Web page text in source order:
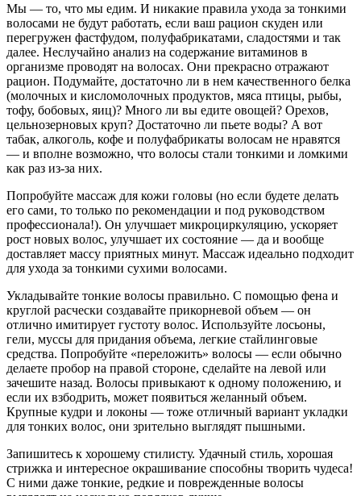
Мы — то, что мы едим. И никакие правила ухода за тонкими
волосами не будут работать, если ваш рацион скуден или
перегружен фастфудом, полуфабрикатами, сладостями и так
далее. Неслучайно анализ на содержание витаминов в
организме проводят на волосах. Они прекрасно отражают
рацион. Подумайте, достаточно ли в нем качественного белка
(молочных и кисломолочных продуктов, мяса птицы, рыбы,
тофу, бобовых, яиц)? Много ли вы едите овощей? Орехов,
цельнозерновых круп? Достаточно ли пьете воды? А вот
табак, алкоголь, кофе и полуфабрикаты волосам не нравятся
— и вполне возможно, что волосы стали тонкими и ломкими
как раз из-за них.
Попробуйте массаж для кожи головы (но если будете делать
его сами, то только по рекомендации и под руководством
профессионала!). Он улучшает микроциркуляцию, ускоряет
рост новых волос, улучшает их состояние — да и вообще
доставляет массу приятных минут. Массаж идеально подходит
для ухода за тонкими сухими волосами.
Укладывайте тонкие волосы правильно. С помощью фена и
круглой расчески создавайте прикорневой объем — он
отлично имитирует густоту волос. Используйте лосьоны,
гели, муссы для придания объема, легкие стайлинговые
средства. Попробуйте «переложить» волосы — если обычно
делаете пробор на правой стороне, сделайте на левой или
зачешите назад. Волосы привыкают к одному положению, и
если их взбодрить, может появиться желанный объем.
Крупные кудри и локоны — тоже отличный вариант укладки
для тонких волос, они зрительно выглядят пышными.
Запишитесь к хорошему стилисту. Удачный стиль, хорошая
стрижка и интересное окрашивание способны творить чудеса!
С ними даже тонкие, редкие и поврежденные волосы